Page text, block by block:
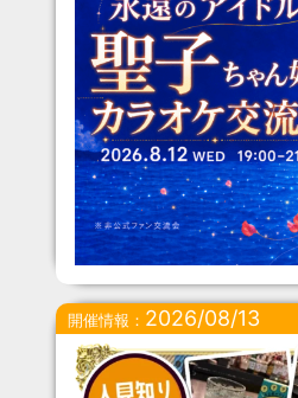
開催情報： 2026/08/13